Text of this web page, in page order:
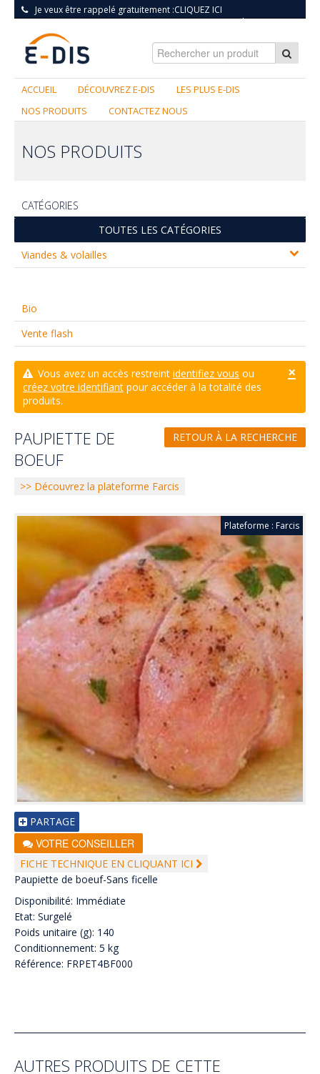
Je veux être rappelé gratuitement :CLIQUEZ ICI
S'INSCRIRE|CONNEXION
ACCUEIL DÉCOUVREZ E-DIS
LES PLUS E-DIS
NOS PRODUITS
CONTACTEZ NOUS
NOS PRODUITS
CATÉGORIES
TOUTES LES CATÉGORIES
Viandes & volailles
Bio
Vente flash
×
Vous avez un accès restreint identifiez vous ou
créez votre identifiant pour accéder à la totalité des
produits.
RETOUR À LA RECHERCHE
PAUPIETTE DE
BOEUF
>> Découvrez la plateforme Farcis
Plateforme : Farcis
PARTAGE
VOTRE CONSEILLER
FICHE TECHNIQUE EN CLIQUANT ICI
Paupiette de boeuf-Sans ficelle
Disponibilité: Immédiate
Etat: Surgelé
Poids unitaire (g): 140
Conditionnement: 5 kg
Référence: FRPET4BF000
AUTRES PRODUITS DE CETTE